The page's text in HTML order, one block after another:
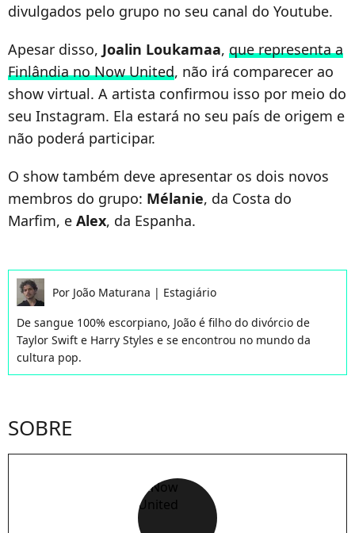
divulgados pelo grupo no seu canal do Youtube.
Apesar disso, Joalin Loukamaa, que representa a
Finlândia no Now United, não irá comparecer ao
show virtual. A artista confirmou isso por meio do
seu Instagram. Ela estará no seu país de origem e
não poderá participar.
O show também deve apresentar os dois novos
membros do grupo: Mélanie, da Costa do
Marfim, e Alex, da Espanha.
Por João Maturana | Estagiário
De sangue 100% escorpiano, João é filho do divórcio de
Taylor Swift e Harry Styles e se encontrou no mundo da
cultura pop.
SOBRE